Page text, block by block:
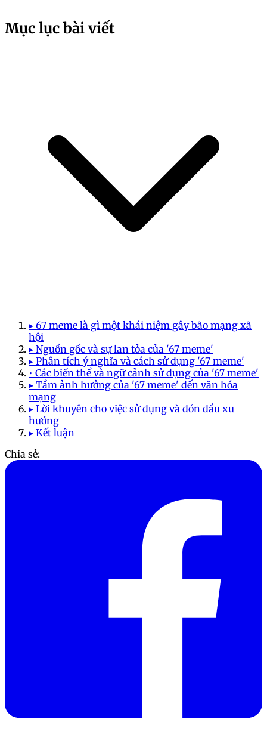
Mục lục bài viết
▸ 67 meme là gì một khái niệm gây bão mạng xã
hội
▸ Nguồn gốc và sự lan tỏa của '67 meme'
▸ Phân tích ý nghĩa và cách sử dụng '67 meme'
• Các biến thể và ngữ cảnh sử dụng của '67 meme'
▸ Tầm ảnh hưởng của '67 meme' đến văn hóa
mạng
▸ Lời khuyên cho việc sử dụng và đón đầu xu
hướng
▸ Kết luận
Chia sẻ: